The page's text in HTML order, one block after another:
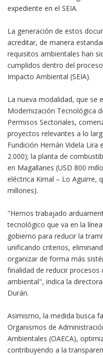
expediente en el SEIA.
La generación de estos
acreditar, de manera
requisitos ambientales han
cumplidos dentro del
Impacto Ambiental (SEIA).
La nueva modalidad, que se
Modernización Tecnológica
Permisos Sectoriales,
proyectos relevantes a lo
Fundición Hernán Videla Lira
2.000); la planta de
en Magallanes (USD 800
eléctrica Kimal – Lo Aguirre,
millones).
"Hemos trabajado
tecnológico que va en la
gobierno para reducir la
unificando criterios,
organizar de forma más
finalidad de reducir procesos
ambiental", indica la
Durán.
Asimismo, la medida busca
Organismos de
Ambientales (OAECA),
contribuyendo a la